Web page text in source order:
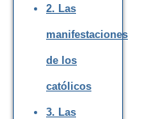
2. Las
manifestaciones
de los
católicos
3. Las